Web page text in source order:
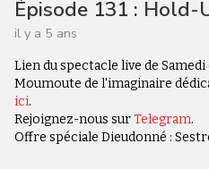
Épisode 131 : Hold-
il y a 5 ans
Lien du spectacle live de Samedi
Moumoute de l'imaginaire
ici.
Rejoignez-nous surTelegram.
Offre spéciale Dieudonné :